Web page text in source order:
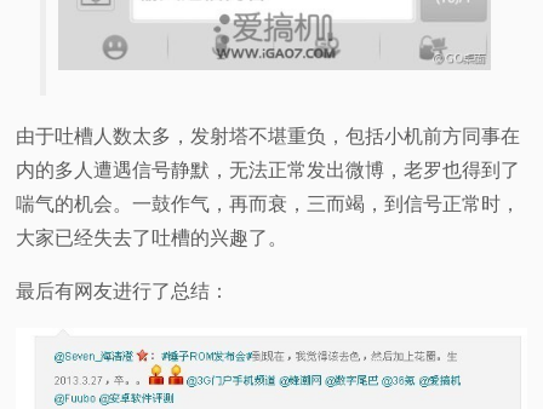
由于吐槽人数太多，发射塔不堪重负，包括小机前方同事在
内的多人遭遇信号静默，无法正常发出微博，老罗也得到了
喘气的机会。一鼓作气，再而衰，三而竭，到信号正常时，
大家已经失去了吐槽的兴趣了。
最后有网友进行了总结：